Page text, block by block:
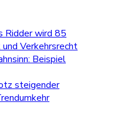
Ridder wird 85
Verkehrsrecht
Beispiel
steigender